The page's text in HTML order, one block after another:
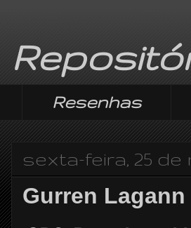
Resenhas
sexta-feira, 25 de
Gurren